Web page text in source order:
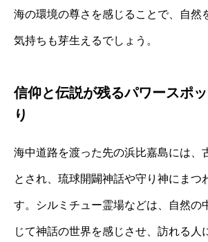
海の環境の尊さを感じることで、自然
気持ちも芽生えるでしょう。
信仰と伝説が残るパワースポ
り
海中道路を渡った先の浜比嘉島には、
とされ、琉球開闢神話や守り神にまつ
す。シルミチュー霊場などは、自然の
じて神話の世界を感じさせ、訪れる人